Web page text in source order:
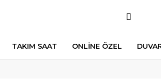
TAKIM SAAT ONLİNE ÖZEL